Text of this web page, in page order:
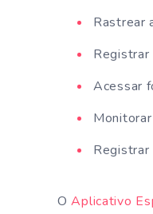
Rastrear
Registrar
Acessar
OAplicativo